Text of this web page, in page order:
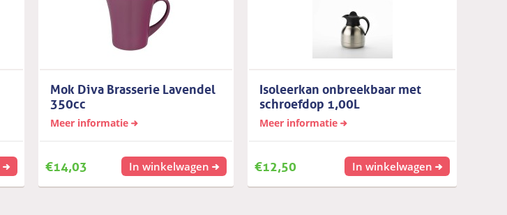
Mok Diva Brasserie Lavendel
350cc
Meer informatie
€14,03 In winkelwagen
Isoleerkan onbreekbaar met
schroefdop 1,00L
Meer informatie
€12,50 In winkelwagen